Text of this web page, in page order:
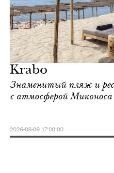
Krabo
Знаменитый пляж и
с атмосферой Миконоса
2026-08-09 17:00:00